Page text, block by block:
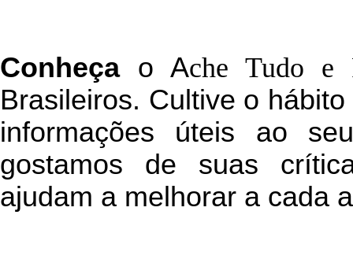
Conheçao Ache Tudo e
Brasileiros. Cultive o
informações úteis ao
gostamos de suas
ajudam a melhorar a cada